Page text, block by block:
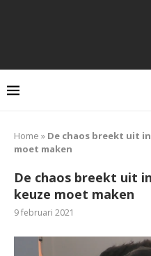
Home » De chaos breekt uit
moet maken
De chaos breekt uit
keuze moet maken
9 februari 2021